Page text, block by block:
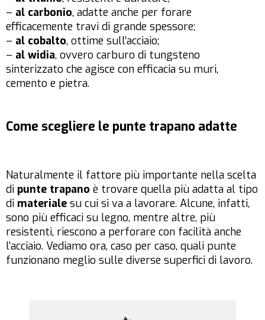
– al carbonio, adatte anche per forare
efficacemente travi di grande spessore;
– al cobalto, ottime sull’acciaio;
– al widia, ovvero carburo di tungsteno
sinterizzato che agisce con efficacia su muri,
cemento e pietra.
Come scegliere le punte trapano adatte
Naturalmente il fattore più importante nella scelta
di punte trapano è trovare quella più adatta al tipo
di materiale su cui si va a lavorare. Alcune, infatti,
sono più efficaci su legno, mentre altre, più
resistenti, riescono a perforare con facilità anche
l’acciaio. Vediamo ora, caso per caso, quali punte
funzionano meglio sulle diverse superfici di lavoro.